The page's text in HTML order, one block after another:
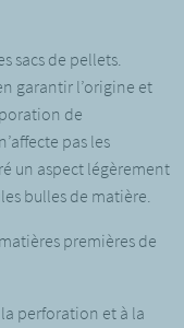
sacs de pellets.
garantir l’origine et
de
pas les
un aspect légèrement
bulles de matière.
premières de
perforation et à la